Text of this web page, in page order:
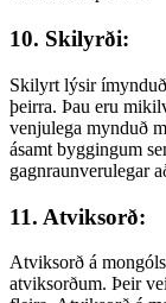
10. Skilyrði:
Skilyrt lýsir
þeirra. Þau eru
venjulega mynduð
ásamt byggingum
gagnraunverulegar
11. Atviksorð:
Atviksorð á
atviksorðum. Þeir